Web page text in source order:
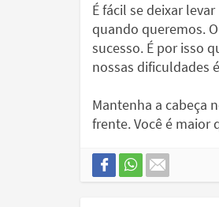
É fácil se deixar
quando queremos.
sucesso. É por isso
nossas dificuldades
Mantenha a cabeça
frente. Você é maior